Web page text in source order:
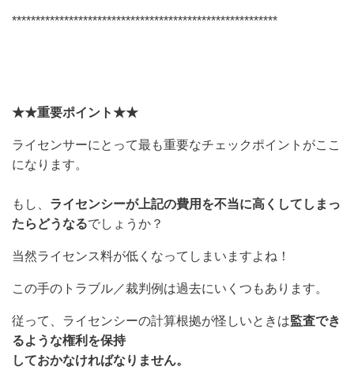
********************************************************
★★重要ポイント★★
ライセンサーにとって最も重要なチェックポイントがここ
になります。
もし、 ライセンシーが上記の費用を不当に高くしてしまっ
たらどうなるでしょうか？
当然ライセンス料が低くなってしまいますよね！
この手のトラブル／裁判例は過去にいくつもあります。
従って、ライセンシーの計算根拠が怪しいときは監査でき
るような権利を保持
しておかなければなりません。